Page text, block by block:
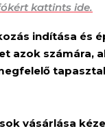
kattints ide.
indítása és
azok számára,
vásárlása